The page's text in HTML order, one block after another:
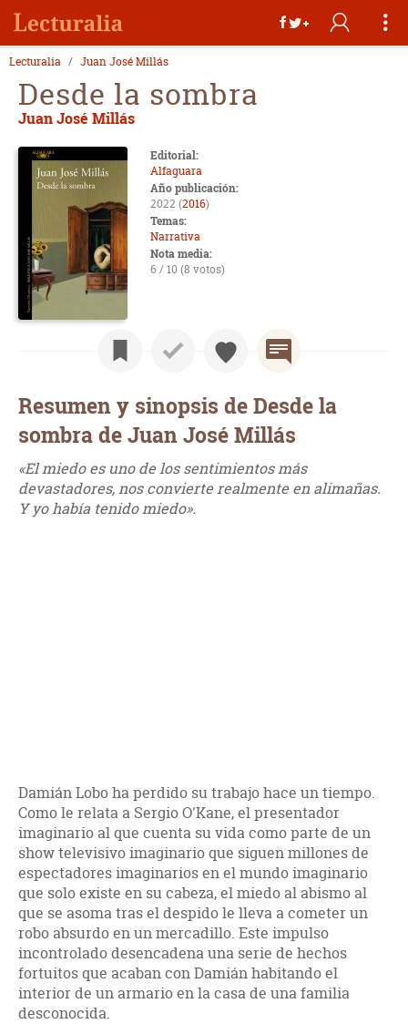
Lecturalia Juan José Millás
Desde la sombra
Juan José Millás
Editorial:
Alfaguara
Año publicación:
2022 (2016)
Temas:
Narrativa
Nota media:
6 / 10 (8 votos)
Resumen y sinopsis de Desde la
sombra de Juan José Millás
«El miedo es uno de los sentimientos más
devastadores, nos convierte realmente en alimañas.
Y yo había tenido miedo».
Damián Lobo ha perdido su trabajo hace un tiempo.
Como le relata a Sergio O'Kane, el presentador
imaginario al que cuenta su vida como parte de un
show televisivo imaginario que siguen millones de
espectadores imaginarios en el mundo imaginario
que solo existe en su cabeza, el miedo al abismo al
que se asoma tras el despido le lleva a cometer un
robo absurdo en un mercadillo. Este impulso
incontrolado desencadena una serie de hechos
fortuitos que acaban con Damián habitando el
interior de un armario en la casa de una familia
desconocida.